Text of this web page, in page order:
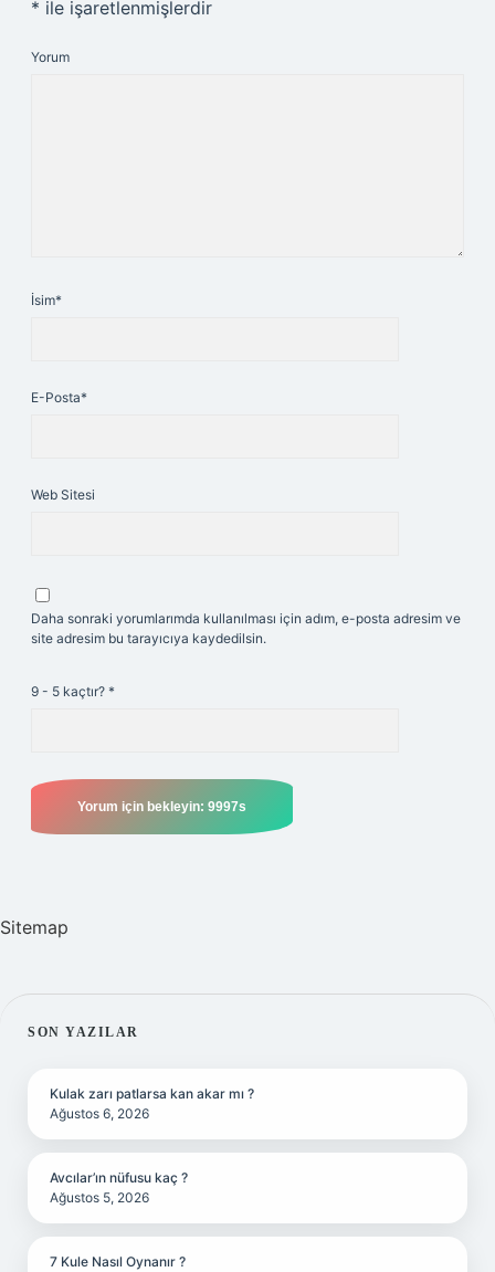
* ile işaretlenmişlerdir
Yorum
İsim*
E-Posta*
Web Sitesi
Daha sonraki yorumlarımda kullanılması için adım, e-posta adresim ve
site adresim bu tarayıcıya kaydedilsin.
9 - 5 kaçtır? *
Sitemap
SIDEBAR
SON YAZILAR
Kulak zarı patlarsa kan akar mı ?
Ağustos 6, 2026
Avcılar’ın nüfusu kaç ?
Ağustos 5, 2026
7 Kule Nasıl Oynanır ?